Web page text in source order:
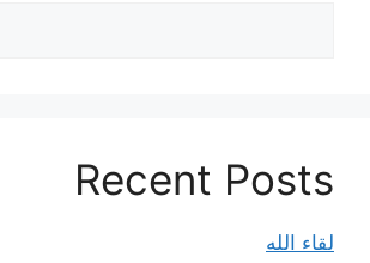
Recent Posts
لقاء الله